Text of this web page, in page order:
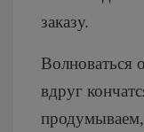
заказу.
Волноваться
вдруг